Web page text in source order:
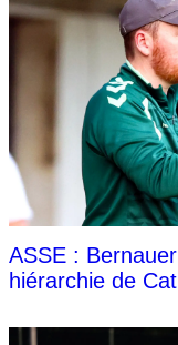
ASSE :
hiérarchie de